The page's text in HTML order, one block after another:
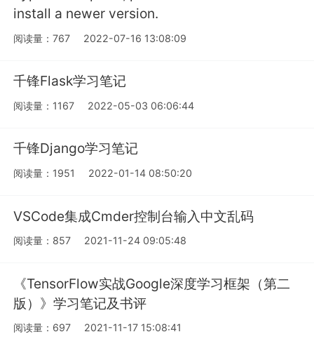
install a newer version.
阅读量：767 2022-07-16 13:08:09
千锋Flask学习笔记
阅读量：1167 2022-05-03 06:06:44
千锋Django学习笔记
阅读量：1951 2022-01-14 08:50:20
VSCode集成Cmder控制台输入中文乱码
阅读量：857 2021-11-24 09:05:48
《TensorFlow实战Google深度学习框架（第二
版）》学习笔记及书评
阅读量：697 2021-11-17 15:08:41